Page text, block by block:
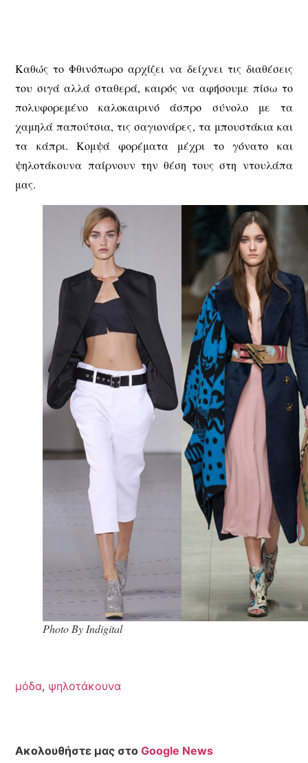
Καθώς το Φθινόπωρο αρχίζει να δείχνει τις διαθέσεις
του σιγά αλλά σταθερά, καιρός να αφήσουμε πίσω το
πολυφορεμένο καλοκαιρινό άσπρο σύνολο με τα
χαμηλά παπούτσια, τις σαγιονάρες, τα μπουστάκια και
τα κάπρι. Κομψά φορέματα μέχρι το γόνατο και
ψηλοτάκουνα παίρνουν την θέση τους στη ντουλάπα
μας.
Photo By Indigital
μόδα, ψηλοτάκουνα
Ακολουθήστε μας στοGoogle News